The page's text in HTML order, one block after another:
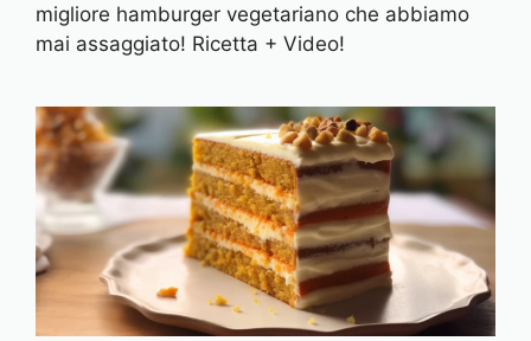
migliore hamburger vegetariano che abbiamo
mai assaggiato! Ricetta + Video!